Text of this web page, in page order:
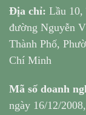
Địa chỉ: Lầu 10,
đường Nguyễn
Thành Phố,
Chí Minh
Mã số doanh
ngày 16/12/